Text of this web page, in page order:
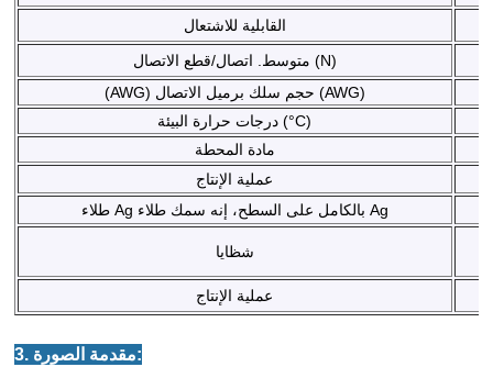
القابلية للاشتعال
متوسط. اتصال/قطع الاتصال (N)
(AWG) حجم سلك برميل الاتصال (AWG)
درجات حرارة البيئة (°C)
مادة المحطة
عملية الإنتاج
طلاء Ag بالكامل على السطح، إنه سمك طلاء Ag
شظايا
عملية الإنتاج
3. مقدمة الصورة: